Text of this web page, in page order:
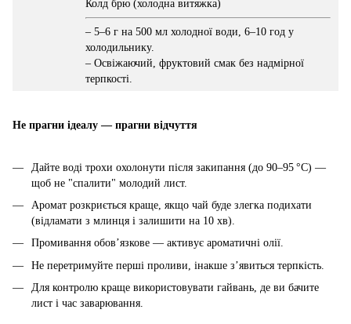
Колд брю (холодна витяжка)
– 5–6 г на 500 мл холодної води, 6–10 год у
холодильнику.
– Освіжаючий, фруктовий смак без надмірної
терпкості.
Не прагни ідеалу — прагни відчуття
Дайте воді трохи охолонути після закипання (до 90–95 °C) —
щоб не "спалити" молодий лист.
Аромат розкриється краще, якщо чай буде злегка подихати
(відламати з млинця і залишити на 10 хв).
Промивання обов’язкове — активує ароматичні олії.
Не перетримуйте перші проливи, інакше з’явиться терпкість.
Для контролю краще використовувати гайвань, де ви бачите
лист і час заварювання.